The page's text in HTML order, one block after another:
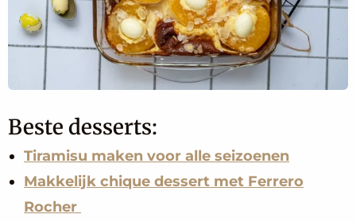
Beste desserts:
Tiramisu maken voor alle seizoenen
Makkelijk chique dessert met Ferrero
Rocher